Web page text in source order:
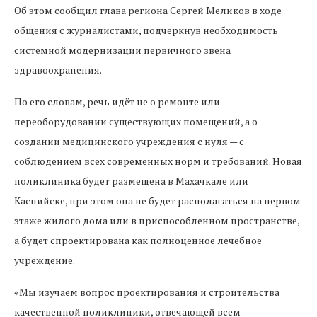
Об этом сообщил глава региона Сергей Меликов в ходе
общения с журналистами, подчеркнув необходимость
системной модернизации первичного звена
здравоохранения.
По его словам, речь идёт не о ремонте или
переоборудовании существующих помещений, а о
создании медицинского учреждения с нуля — с
соблюдением всех современных норм и требований. Новая
поликлиника будет размещена в Махачкале или
Каспийске, при этом она не будет располагаться на первом
этаже жилого дома или в приспособленном пространстве,
а будет спроектирована как полноценное лечебное
учреждение.
«Мы изучаем вопрос проектирования и строительства
качественной поликлиники, отвечающей всем